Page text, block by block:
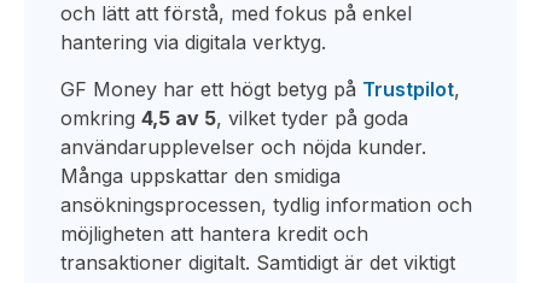
och lätt att förstå, med fokus på enkel
hantering via digitala verktyg.
GF Money har ett högt betyg på Trustpilot,
omkring 4,5 av 5, vilket tyder på goda
användarupplevelser och nöjda kunder.
Många uppskattar den smidiga
ansökningsprocessen, tydlig information och
möjligheten att hantera kredit och
transaktioner digitalt. Samtidigt är det viktigt